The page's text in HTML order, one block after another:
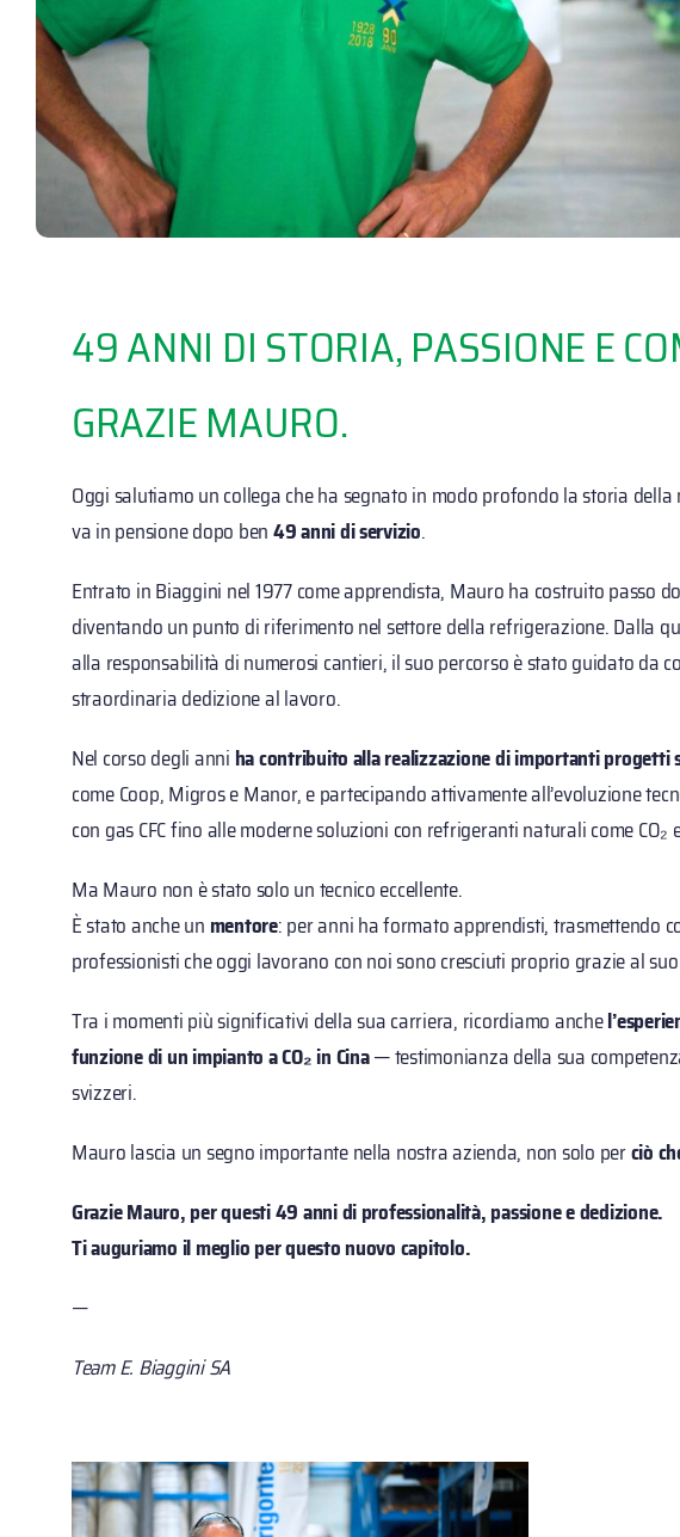
49 ANNI DI STORIA, PASSIONE E
GRAZIE MAURO.
Oggi salutiamo un collega che ha segnato in modo profondo la storia della
va in pensione dopo ben49 anni di servizio.
Entrato in Biaggini nel 1977 come apprendista, Mauro ha costruito passo
diventando un punto di riferimento nel settore della refrigerazione. Dalla
alla responsabilità di numerosi cantieri, il suo percorso è stato guidato da
straordinaria dedizione al lavoro.
Nel corso degli anni ha contribuito alla realizzazione di importanti progetti
come Coop, Migros e Manor, e partecipando attivamente all’evoluzione
con gas CFC fino alle moderne soluzioni con refrigeranti naturali come CO₂
Ma Mauro non è stato solo un tecnico eccellente.
È stato anche un mentore: per anni ha formato apprendisti, trasmettendo
professionisti che oggi lavorano con noi sono cresciuti proprio grazie al
Tra i momenti più significativi della sua carriera, ricordiamo anche
funzione di un impianto a CO₂ in Cina— testimonianza della sua
svizzeri.
Mauro lascia un segno importante nella nostra azienda, non solo perciò
Grazie Mauro, per questi 49 anni di professionalità, passione e dedizione.
Ti auguriamo il meglio per questo nuovo capitolo.
—
Team E. Biaggini SA